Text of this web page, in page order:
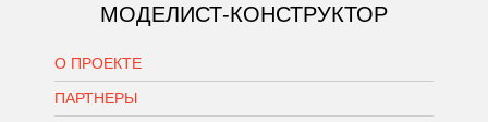
МОДЕЛИСТ-КОНСТРУКТОР
О ПРОЕКТЕ
ПАРТНЕРЫ